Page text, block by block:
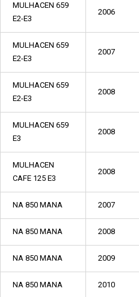
MULHACEN 659
E2-E3
2006
MULHACEN 659
E2-E3
2007
MULHACEN 659
E2-E3
2008
MULHACEN 659
E3
2008
MULHACEN
CAFE 125 E3
2008
NA 850 MANA 2007
NA 850 MANA 2008
NA 850 MANA 2009
NA 850 MANA 2010